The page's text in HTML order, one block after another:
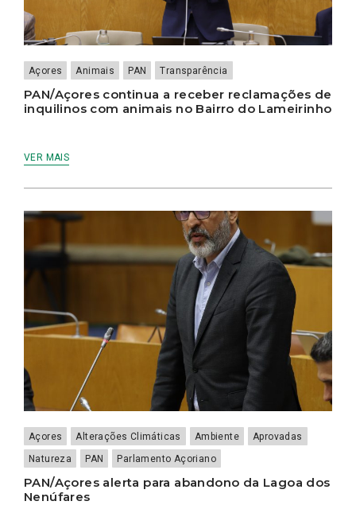
Açores Animais PAN Transparência
PAN/Açores continua a receber reclamações de
inquilinos com animais no Bairro do Lameirinho
VER MAIS
Açores Alterações Climáticas Ambiente
Aprovadas
Natureza
PAN Parlamento Açoriano
PAN/Açores alerta para abandono da Lagoa dos
Nenúfares